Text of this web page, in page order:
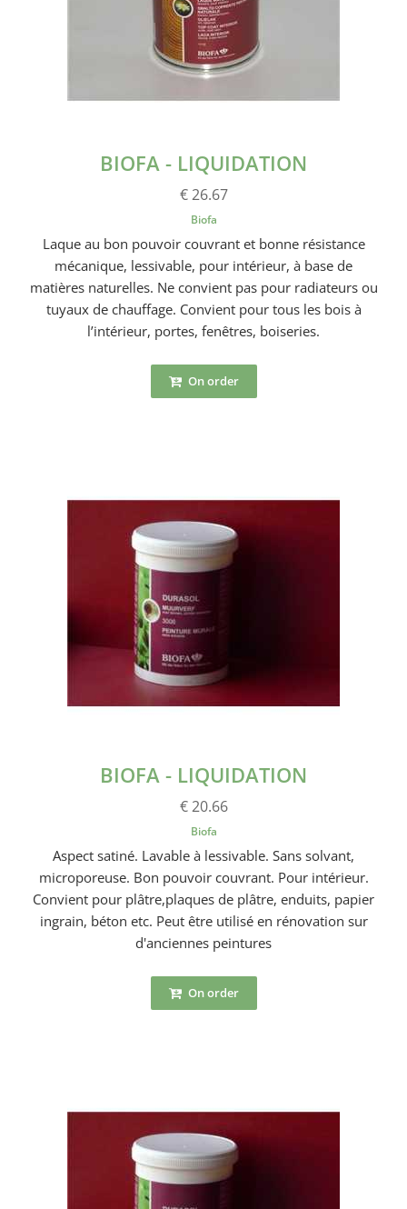
BIOFA - LIQUIDATION
€ 26.67
Biofa
Laque au bon pouvoir couvrant et bonne résistance
mécanique, lessivable, pour intérieur, à base de
matières naturelles. Ne convient pas pour radiateurs ou
tuyaux de chauffage. Convient pour tous les bois à
l’intérieur, portes, fenêtres, boiseries.
On order
BIOFA - LIQUIDATION
€ 20.66
Biofa
Aspect satiné. Lavable à lessivable. Sans solvant,
microporeuse. Bon pouvoir couvrant. Pour intérieur.
Convient pour plâtre,plaques de plâtre, enduits, papier
ingrain, béton etc. Peut être utilisé en rénovation sur
d'anciennes peintures
On order